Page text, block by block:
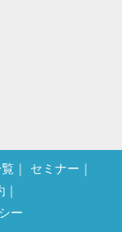
セミナー
ー